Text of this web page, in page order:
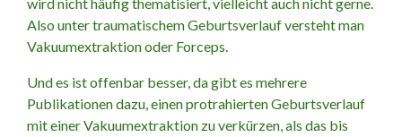
Also unter traumatischem Geburtsverlauf versteht man
Vakuumextraktion oder Forceps.
Und es ist offenbar besser, da gibt es mehrere
Publikationen dazu, einen protrahierten Geburtsverlauf
mit einer Vakuumextraktion zu verkürzen, als das bis